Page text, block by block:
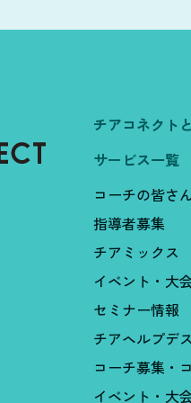
チアコネクト
サービス一覧
コーチの皆さ
指導者募集
チアミックス
イベント・大
セミナー情報
チアヘルプデ
コーチ募集・
イベント・大